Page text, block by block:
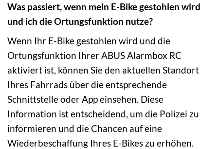
Was passiert, wenn mein E-Bike gestohlen wird
und ich die Ortungsfunktion nutze?
Wenn Ihr E-Bike gestohlen wird und die
Ortungsfunktion Ihrer ABUS Alarmbox RC
aktiviert ist, können Sie den aktuellen Standort
Ihres Fahrrads über die entsprechende
Schnittstelle oder App einsehen. Diese
Information ist entscheidend, um die Polizei zu
informieren und die Chancen auf eine
Wiederbeschaffung Ihres E-Bikes zu erhöhen.